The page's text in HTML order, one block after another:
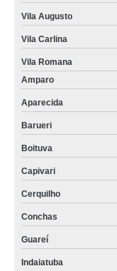
Vila Augusto
Vila Carlina
Vila Romana
Amparo
Aparecida
Barueri
Boituva
Capivari
Cerquilho
Conchas
Guareí
Indaiatuba